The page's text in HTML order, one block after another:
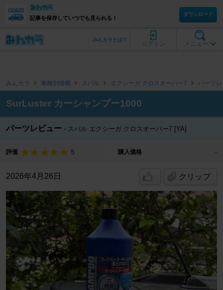
記事を保存していつでも見られる！
ダウンロード
メニュー
ログイン
みんカラとは？
みんカラ 車種別情報 スバル エクシーガ クロスオーバー7 パーツ
SurLuster カーシャンプー1000
パーツレビュー スバル エクシーガ クロスオーバー7 [YA]
評価 5 購入価格 -
2026年4月26日 クリップ